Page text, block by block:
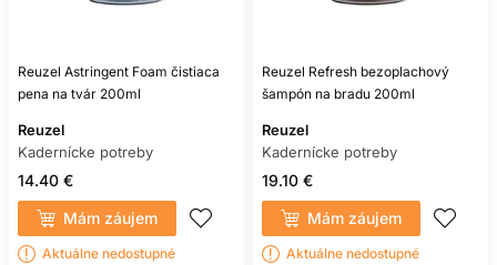
Reuzel Astringent Foam čistiaca
pena na tvár 200ml
Reuzel
Kadernícke potreby
14.40 €
Mám záujem
Aktuálne nedostupné
Reuzel Refresh bezoplachový
šampón na bradu 200ml
Reuzel
Kadernícke potreby
19.10 €
Mám záujem
Aktuálne nedostupné